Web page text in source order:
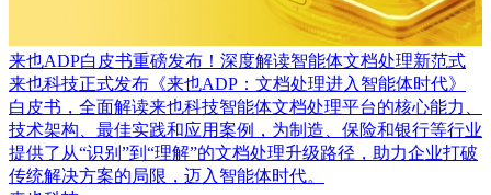
来也ADP白皮书重磅发布！深度解读智能体文档处理新范式
来也科技正式发布《来也ADP：文档处理进入智能体时代》
白皮书，全面解读来也科技智能体文档处理平台的核心能力、
技术架构、最佳实践和应用案例，为制造、保险和银行等行业
提供了从“识别”到“理解”的文档处理升级路径，助力企业打破
传统解决方案的局限，迈入智能体时代。